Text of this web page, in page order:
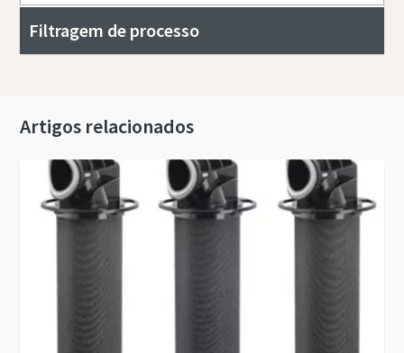
Filtragem de processo
Artigos relacionados